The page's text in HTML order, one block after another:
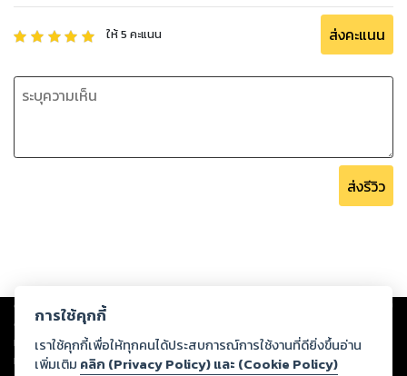
ให้5 คะแนน ส่งคะแนน
ส่งรีวิว
Copyright © 2026
ต่อผลงานหรือเนื้อหาใดที่อัปโหลดผ่านเว็บไซต์และปรากฏว่าละเมิดสิทธิใน
ทรัพย์สินทางปัญญาของบุคคลอื่นหรือขัดต่อกฎหมายและศีลธรรม ดังนั้น ผู้อ่าน
ทุกท่านโปรดใช้วิจารณญาณในการกลั่นกรองด้วยตนเอง และหากท่านพบว่าส่วน
การใช้คุกกี้
เราใช้คุกกี้เพื่อให้ทุกคนได้ประสบการณ์การใช้งานที่ดียิ่งขึ้นอ่าน
เพิ่มเติม คลิก (Privacy Policy) และ (Cookie Policy)